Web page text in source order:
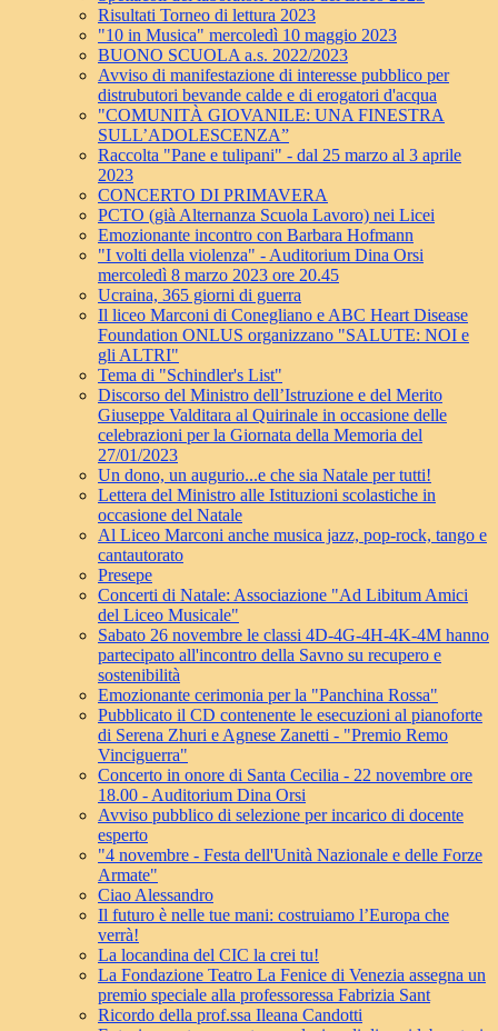
Risultati Torneo di lettura 2023
"10 in Musica" mercoledì 10 maggio 2023
BUONO SCUOLA a.s. 2022/2023
Avviso di manifestazione di interesse pubblico per
distrubutori bevande calde e di erogatori d'acqua
"COMUNITÀ GIOVANILE: UNA FINESTRA
SULL’ADOLESCENZA”
Raccolta "Pane e tulipani" - dal 25 marzo al 3 aprile
2023
CONCERTO DI PRIMAVERA
PCTO (già Alternanza Scuola Lavoro) nei Licei
Emozionante incontro con Barbara Hofmann
"I volti della violenza" - Auditorium Dina Orsi
mercoledì 8 marzo 2023 ore 20.45
Ucraina, 365 giorni di guerra
Il liceo Marconi di Conegliano e ABC Heart Disease
Foundation ONLUS organizzano "SALUTE: NOI e
gli ALTRI"
Tema di "Schindler's List"
Discorso del Ministro dell’Istruzione e del Merito
Giuseppe Valditara al Quirinale in occasione delle
celebrazioni per la Giornata della Memoria del
27/01/2023
Un dono, un augurio...e che sia Natale per tutti!
Lettera del Ministro alle Istituzioni scolastiche in
occasione del Natale
Al Liceo Marconi anche musica jazz, pop-rock, tango e
cantautorato
Presepe
Concerti di Natale: Associazione "Ad Libitum Amici
del Liceo Musicale"
Sabato 26 novembre le classi 4D-4G-4H-4K-4M hanno
partecipato all'incontro della Savno su recupero e
sostenibilità
Emozionante cerimonia per la "Panchina Rossa"
Pubblicato il CD contenente le esecuzioni al pianoforte
di Serena Zhuri e Agnese Zanetti - "Premio Remo
Vinciguerra"
Concerto in onore di Santa Cecilia - 22 novembre ore
18.00 - Auditorium Dina Orsi
Avviso pubblico di selezione per incarico di docente
esperto
"4 novembre - Festa dell'Unità Nazionale e delle Forze
Armate"
Ciao Alessandro
Il futuro è nelle tue mani: costruiamo l’Europa che
verrà!
La locandina del CIC la crei tu!
La Fondazione Teatro La Fenice di Venezia assegna un
premio speciale alla professoressa Fabrizia Sant
Ricordo della prof.ssa Ileana Candotti